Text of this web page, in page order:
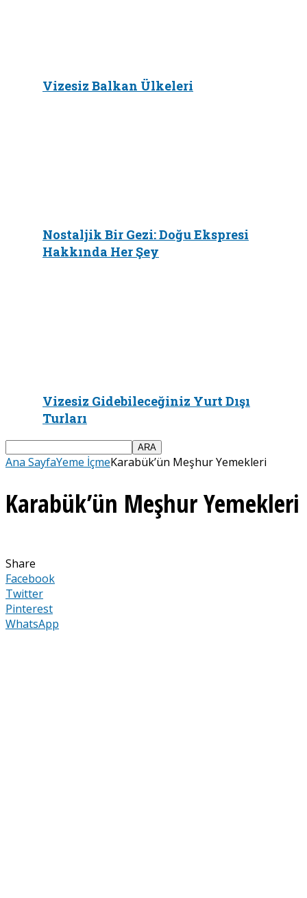
Vizesiz Balkan Ülkeleri
Nostaljik Bir Gezi: Doğu Ekspresi
Hakkında Her Şey
Vizesiz Gidebileceğiniz Yurt Dışı
Turları
Ana SayfaYeme İçmeKarabük’ün Meşhur Yemekleri
Karabük’ün Meşhur Yemekleri
Share
Facebook
Twitter
Pinterest
WhatsApp